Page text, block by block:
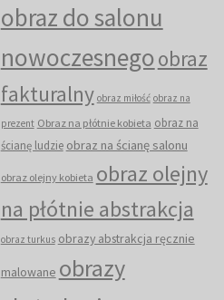
obraz do salonu
nowoczesnegoobraz
fakturalny obraz miłość obraz na
prezent Obraz na płótnie kobieta obraz na
ścianę ludzie obraz na ścianę salonu
obraz olejny kobieta obraz olejny
na płótnie abstrakcja
obraz turkus obrazy abstrakcja ręcznie
malowane obrazy